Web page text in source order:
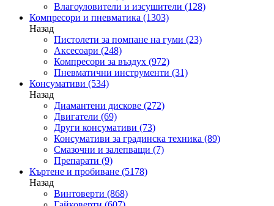
Влагоуловители и изсушители (128)
Компресори и пневматика (1303)
Назад
Пистолети за помпане на гуми (23)
Аксесоари (248)
Компресори за въздух (972)
Пневматични инструменти (31)
Консумативи (534)
Назад
Диамантени дискове (272)
Двигатели (69)
Други консумативи (73)
Консумативи за градинска техника (89)
Смазочни и залепващи (7)
Препарати (9)
Къртене и пробиване (5178)
Назад
Винтоверти (868)